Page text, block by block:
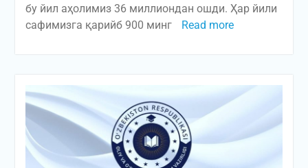
бу йил аҳолимиз 36 миллиондан ошди. Ҳар йили
сафимизга қарийб 900 минг
Read more